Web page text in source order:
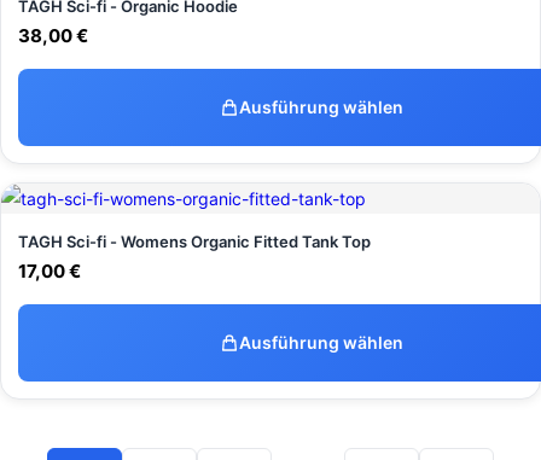
TAGH Sci-fi - Organic Hoodie
38,00€
Ausführung wählen
TAGH Sci-fi - Womens Organic Fitted Tank Top
17,00€
Ausführung wählen